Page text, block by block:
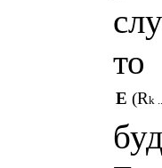
то
E (Rk